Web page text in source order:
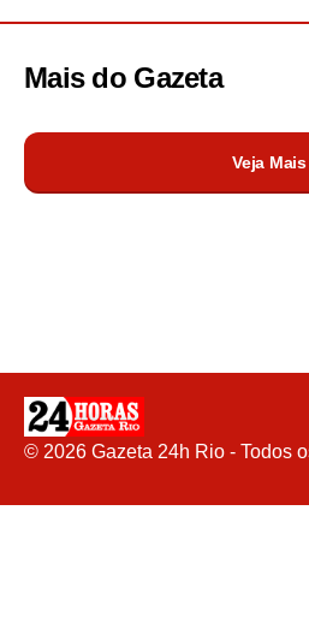
Mais do Gazeta
Veja Mais
© 2026 Gazeta 24h Rio - Todos